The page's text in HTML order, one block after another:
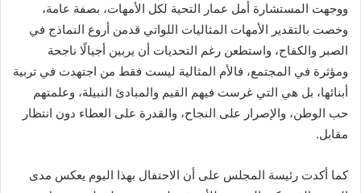
ووجهت المستشارة أمل عمار التحية لكل الأمهات، بصفة عامة،
وخصت بالتقدير الأمهات المثاليات اللواتي قدمن أروع النماذج في
الصبر والكفاح، واستطعن رغم التحديات أن يربين أجيالًا ناجحة
ومؤثرة في المجتمع، فالأم المثالية ليست فقط من اجتهدت في تربية
أبنائها، بل هي التي غرست فيهم القيم والمبادئ النبيلة، وعلمتهم
حب الوطن، والإصرار على النجاح، والقدرة على العطاء دون انتظار
مقابل.
كما أكدت رئيسة المجلس على أن الاحتفال بهذا اليوم يعكس مدى